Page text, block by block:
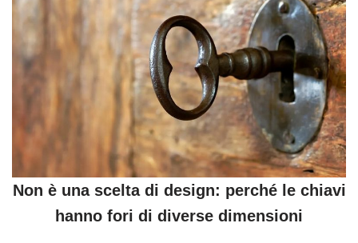
Non è una scelta di design: perché le chiavi
hanno fori di diverse dimensioni